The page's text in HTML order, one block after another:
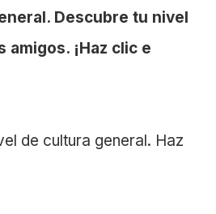
Descubre tu nivel
¡Haz clic e